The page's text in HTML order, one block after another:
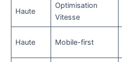
Haute
Optimisation
Vitesse
Haute Mobile-first